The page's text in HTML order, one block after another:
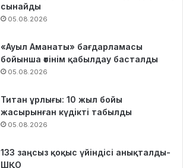
сынайды
05.08.2026
«Ауыл Аманаты» бағдарламасы
бойынша өтінім қабылдау басталды
05.08.2026
Титан ұрлығы: 10 жыл бойы
жасырынған күдікті табылды
05.08.2026
133 заңсыз қоқыс үйіндісі анықталды-
ШҚО